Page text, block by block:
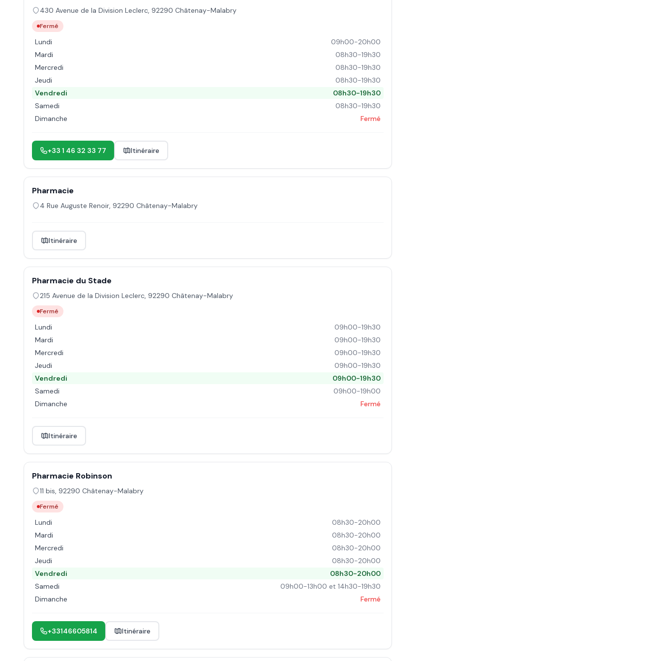
430 Avenue de la Division Leclerc, 92290 Châtenay-Malabry
Fermé
Lundi
09h00-20h00
Mardi
08h30-19h30
Mercredi
08h30-19h30
Jeudi
08h30-19h30
Vendredi
08h30-19h30
Samedi
08h30-19h30
Dimanche
Fermé
+33 1 46 32 33 77 Itinéraire
Pharmacie
4 Rue Auguste Renoir, 92290 Châtenay-Malabry
Itinéraire
Pharmacie du Stade
215 Avenue de la Division Leclerc, 92290 Châtenay-Malabry
Fermé
Lundi
09h00-19h30
Mardi
09h00-19h30
Mercredi
09h00-19h30
Jeudi
09h00-19h30
Vendredi
09h00-19h30
Samedi
09h00-19h00
Dimanche
Fermé
Itinéraire
Pharmacie Robinson
11 bis, 92290 Châtenay-Malabry
Fermé
Lundi
08h30-20h00
Mardi
08h30-20h00
Mercredi
08h30-20h00
Jeudi
08h30-20h00
Vendredi
08h30-20h00
Samedi
09h00-13h00 et 14h30-19h30
Dimanche
Fermé
+33146605814 Itinéraire